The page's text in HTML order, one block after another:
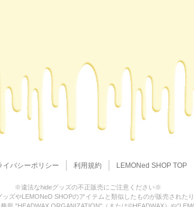
イバシーポリシー 利用規約 LEMONed SHOP TOP
※違法なhideグッズの不正販売にご注意ください※
ズやLEMONeD SHOPのアイテムと類似したものが販売された